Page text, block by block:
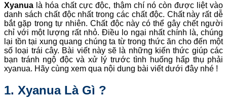
Xyanua là hóa chất cực độc, thậm chí nó còn được liệt vào
danh sách chất độc nhất trong các chất độc. Chất này rất dễ
bắt gặp trong tự nhiên. Chất độc này có thể gây chết người
chỉ với một lượng rất nhỏ. Điều lo ngại nhất chính là, chúng
lại tồn tại xung quang chúng ta từ trong thức ăn cho đến một
số loại trái cây. Bài viết này sẽ là những kiến thức giúp các
bạn tránh ngộ độc và xử lý trước tình huống hấp thụ phải
xyanua. Hãy cùng xem qua nội dung bài viết dưới đây nhé !
1. Xyanua Là Gì ?